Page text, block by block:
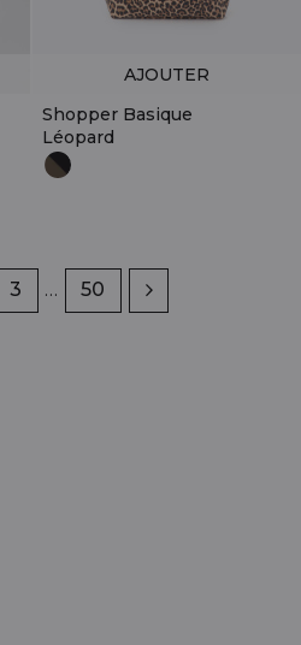
Shopper Basique
Léopard
AJOUTER
Page
3 … Page
50 Suivant